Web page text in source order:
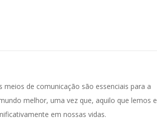
meios de comunicação são essenciais para a
melhor, uma vez que, aquilo que lemos e
em nossas vidas.